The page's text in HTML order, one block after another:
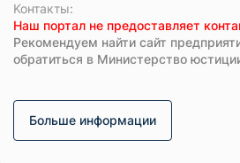
Koнтaкты:
Наш портал не предоставляет
Рекомендуем найти сайт
обратиться в Министерство
Больше информации